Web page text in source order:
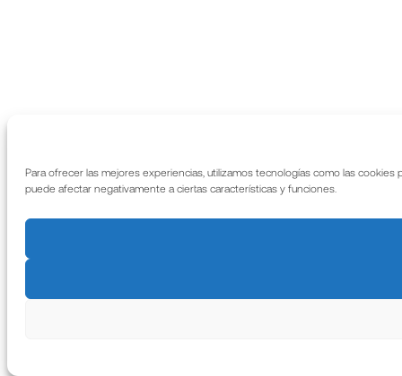
Para ofrecer las mejores experiencias, utilizamos tecnologías como las
puede afectar negativamente a ciertas características y funciones.